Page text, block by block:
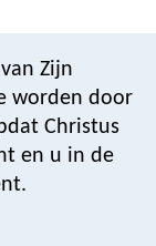
Zijn
worden door
Christus
en u in de